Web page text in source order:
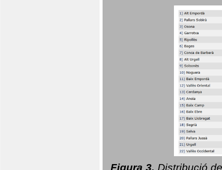
Figura 3. Distribució